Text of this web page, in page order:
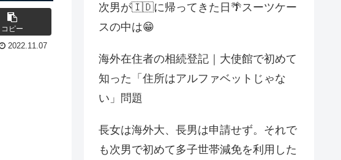
コピー
2022.11.07
次男が🇮🇩に帰ってきた日🌴スーツケー
スの中は😁
海外在住者の相続登記｜大使館で初めて
知った「住所はアルファベットじゃな
い」問題
長女は海外大、長男は申請せず。それで
も次男で初めて多子世帯減免を利用した